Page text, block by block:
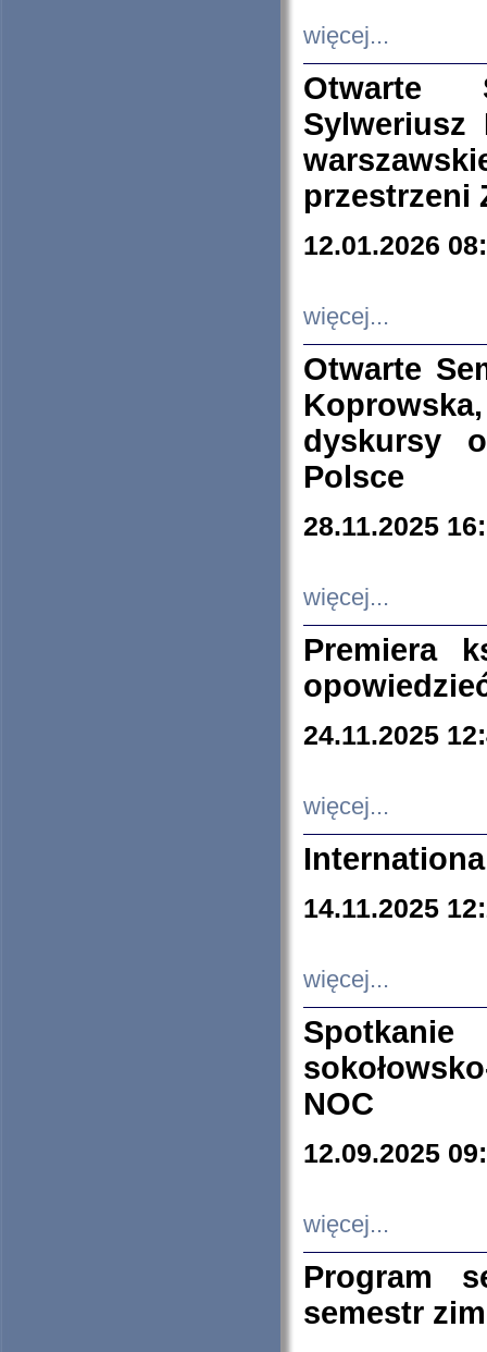
więcej...
Otwarte
Sylweriusz
przestrzeni
12.01.2026
więcej...
Otwarte
dyskursy
Polsce
28.11.2025
więcej...
Premiera
24.11.2025
więcej...
14.11.2025
więcej...
NOC
12.09.2025
więcej...
Program
semestr